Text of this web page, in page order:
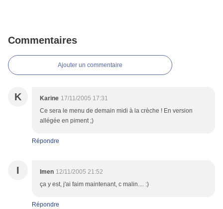
Commentaires
Ajouter un commentaire
K Karine 17/11/2005 17:31
Ce sera le menu de demain midi à la crèche ! En version
allégée en piment ;)
Répondre
I Imen 12/11/2005 21:52
ça y est, j'ai faim maintenant, c malin.... :)
Répondre